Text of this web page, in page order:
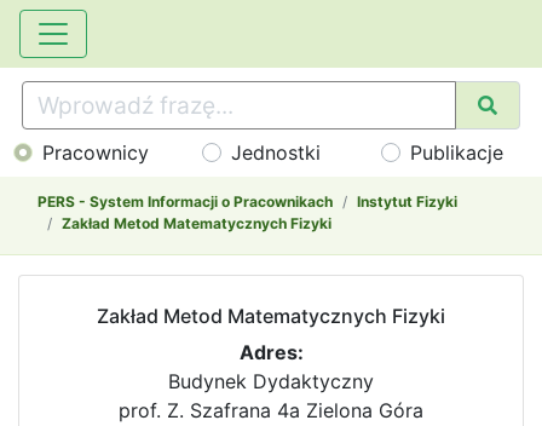
Pracownicy Jednostki Publikacje
PERS - System Informacji o Pracownikach
Instytut Fizyki
Zakład Metod Matematycznych Fizyki
Zakład Metod Matematycznych Fizyki
Adres:
Budynek Dydaktyczny
prof. Z. Szafrana 4a Zielona Góra